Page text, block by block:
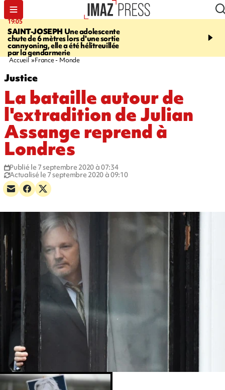
19:05
SAINT-JOSEPH Une adolescente
chute de 6 mètres lors d'une sortie
cannyoning, elle a été hélitreuillée
par la gendarmerie
20:44
rouée de coups,
Accueil France - Monde
Justice
La bataille autour de
l'extradition de Julian
Assange reprend à
Londres
Publié le 7 septembre 2020 à 07:34
Actualisé le 7 septembre 2020 à 09:10